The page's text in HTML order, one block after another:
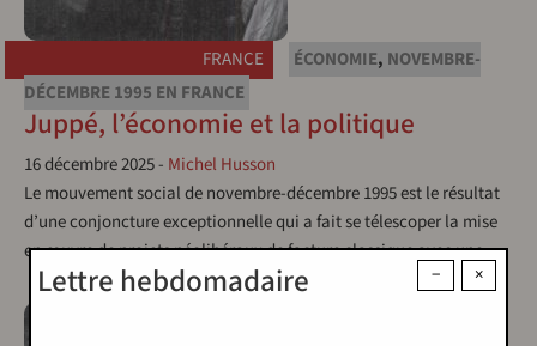
FRANCE ÉCONOMIE, NOVEMBRE-
DÉCEMBRE 1995 EN FRANCE
Juppé, l’économie et la politique
16 décembre 2025- Michel Husson
Le mouvement social de novembre-décembre 1995 est le résultat
d’une conjoncture exceptionnelle qui a fait se télescoper la mise
en œuvre de projets néolibéraux de facture classique avec une…
×
−
Lettre hebdomadaire